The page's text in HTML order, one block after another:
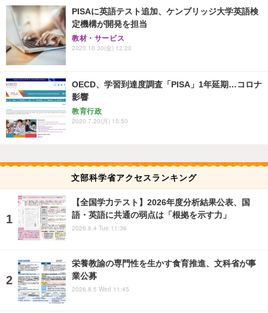
PISAに英語テスト追加、ケンブリッジ大学英語検
定機構が開発を担当
教材・サービス
2020.10.30(金) 12:20
OECD、学習到達度調査「PISA」1年延期…コロナ
影響
教育行政
2020.7.20(月) 15:50
文部科学省アクセスランキング
【全国学力テスト】2026年度分析結果公表、国
語・英語に共通の弱点は「根拠を示す力」
2026.8.4 Tue 11:36
栄養教諭の専門性を生かす食育推進、文科省が事
業公募
2026.8.5 Wed 11:45